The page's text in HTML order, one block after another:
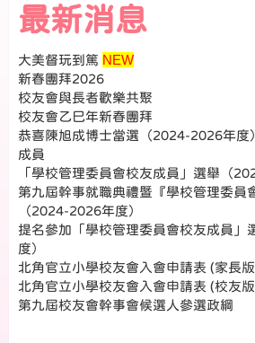
最新消息
大美督玩到篤 NEW
新春團拜2026
校友會與長者歡樂共聚
校友會乙巳年新春團拜
恭喜陳旭成博士當選（2024-2026年度
成員
「學校管理委員會校友成員」選舉（
第九屆幹事就職典禮暨『學校管理委員
（2024-2026年度）
提名參加「學校管理委員會校友成員
度）
北角官立小學校友會入會申請表 (家長
北角官立小學校友會入會申請表 (校友
第九屆校友會幹事會候選人參選政綱